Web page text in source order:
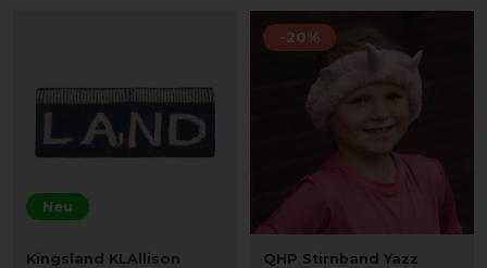
Neu
Kingsland KLAllison
-20%
QHP Stirnband Yazz